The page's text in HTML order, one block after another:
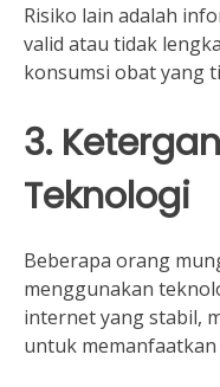
Risiko lain adalah
valid atau tidak
konsumsi obat yang
3.
Teknologi
Beberapa orang
menggunakan
internet yang stabil,
untuk